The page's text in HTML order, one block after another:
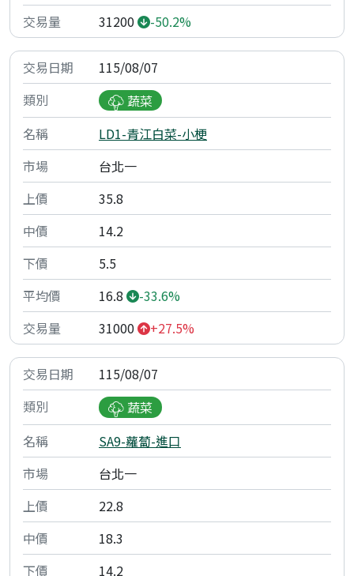
31200
-50.2%
115/08/07
蔬菜
LD1-青江白菜-小梗
台北一
35.8
14.2
5.5
16.8
-33.6%
31000
+27.5%
115/08/07
蔬菜
SA9-蘿蔔-進口
台北一
22.8
18.3
14.2